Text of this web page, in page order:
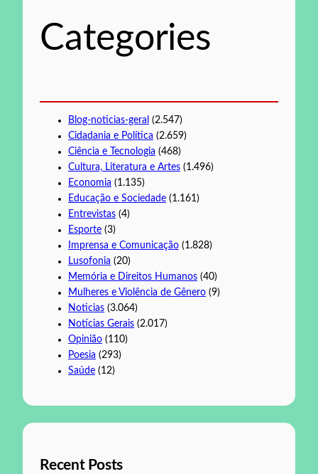
aCategories
Blog-noticias-geral (2.547)
Cidadania e Política (2.659)
Ciência e Tecnologia (468)
Cultura, Literatura e Artes (1.496)
Economia (1.135)
Educação e Sociedade (1.161)
Entrevistas (4)
Esporte (3)
Imprensa e Comunicação (1.828)
Lusofonia (20)
Memória e Direitos Humanos (40)
Mulheres e Violência de Gênero (9)
Noticias (3.064)
Notícias Gerais (2.017)
Opinião (110)
Poesia (293)
Saúde (12)
Recent Posts